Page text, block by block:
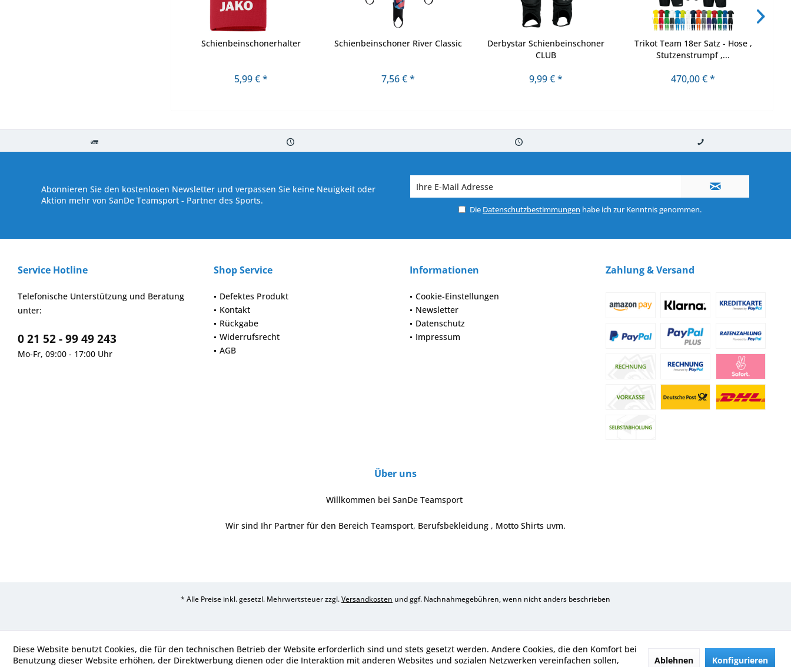
Schienbeinschonerhalter
5,99 € *
Schienbeinschoner River Classic
7,56 € *
Derbystar Schienbeinschoner
CLUB
9,99 € *
Trikot Team 18er Satz - Hose ,
Stutzenstrumpf ,...
470,00 € *
Abonnieren Sie den kostenlosen Newsletter und verpassen Sie keine Neuigkeit oder
Aktion mehr von SanDe Teamsport - Partner des Sports.
Die Datenschutzbestimmungen habe ich zur Kenntnis genommen.
Service Hotline
Telefonische Unterstützung und Beratung
unter:
0 21 52 - 99 49 243
Mo-Fr, 09:00 - 17:00 Uhr
Shop Service
Defektes Produkt
Kontakt
Rückgabe
Widerrufsrecht
AGB
Informationen
Cookie-Einstellungen
Newsletter
Datenschutz
Impressum
Zahlung & Versand
Über uns
Willkommen bei SanDe Teamsport
Wir sind Ihr Partner für den Bereich Teamsport, Berufsbekleidung , Motto Shirts uvm.
* Alle Preise inkl. gesetzl. Mehrwertsteuer zzgl.Versandkosten und ggf. Nachnahmegebühren, wenn nicht anders beschrieben
Diese Website benutzt Cookies, die für den technischen Betrieb der Website erforderlich sind und stets gesetzt werden. Andere Cookies, die den Komfort bei
Benutzung dieser Website erhöhen, der Direktwerbung dienen oder die Interaktion mit anderen Websites und sozialen Netzwerken vereinfachen sollen,
Ablehnen Konfigurieren